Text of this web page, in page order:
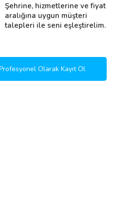
Şehrine, hizmetlerine ve fiyat
aralığına uygun müşteri
talepleri ile seni eşleştirelim.
Olarak Kayıt Ol